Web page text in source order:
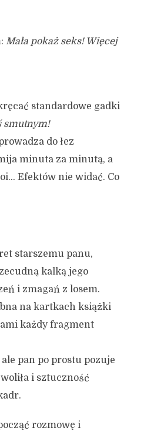
Mała pokaż seks! Więcej
standardowe gadki
smutnym!
do łez
minuta za minutą, a
Efektów nie widać. Co
starszemu panu,
kalką jego
i zmagań z losem.
na kartkach książki
każdy fragment
pan po prostu pozuje
i sztuczność
rozmowę i